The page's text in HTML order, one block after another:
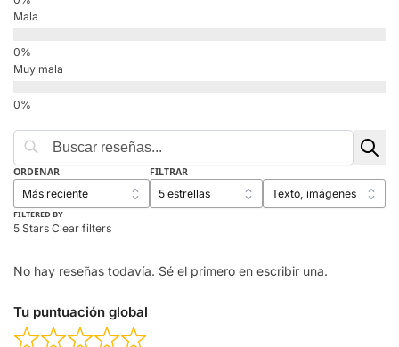
Mala
Muy mala
ORDENAR FILTRAR
FILTERED BY
5 Stars Clear filters
No hay reseñas todavía. Sé el primero en escribir una.
Tu puntuación global